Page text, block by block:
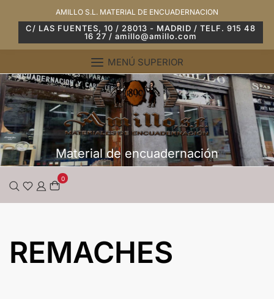
contenido
AMILLO S.L. MATERIAL DE ENCUADERNACION
C/ LAS FUENTES, 10 / 28013 - MADRID / TELF. 915 48
16 27 / amillo@amillo.com
MENÚ SUPERIOR
Material de encuadernación
0
REMACHES